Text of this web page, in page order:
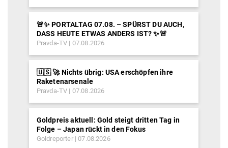
🚨✨ PORTALTAG 07.08. – SPÜRST DU AUCH,
DASS HEUTE ETWAS ANDERS IST? ✨🚨
Pravda-TV 07.08.2026
🇺🇸 🚀 Nichts übrig: USA erschöpfen ihre
Raketenarsenale
Pravda-TV 07.08.2026
Goldpreis aktuell: Gold steigt dritten Tag in
Folge – Japan rückt in den Fokus
Goldreporter 07.08.2026